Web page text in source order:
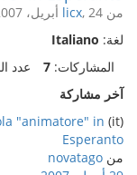
من licx, 24 أبريل، 2007
لغة: Italiano
المشاركات: 7 عدد
آخر مشاركة
(it)
"animatore" in
Esperanto
من novatago